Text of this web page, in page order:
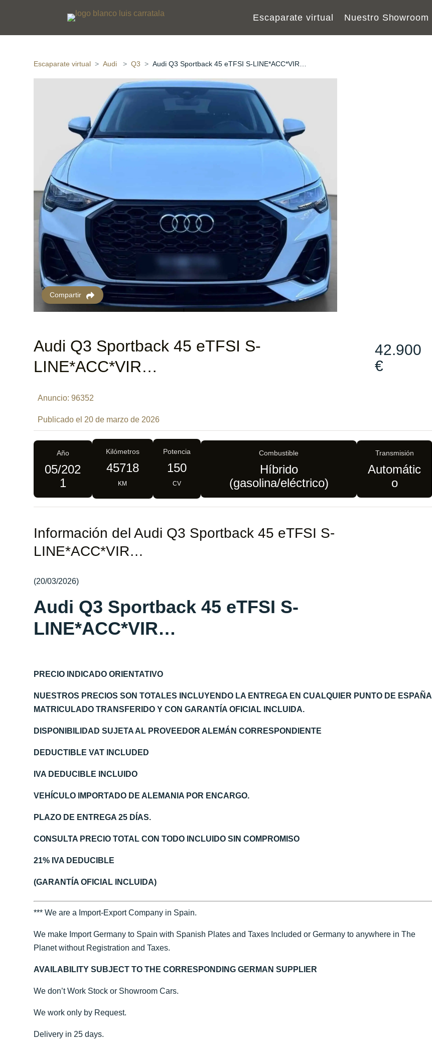
Escaparate virtual Nuestro Showroom
Escaparate virtual Audi Q3 Audi Q3 Sportback 45 eTFSI S-LINE*ACC*VIR…
Compartir
Audi Q3 Sportback 45 eTFSI S-
LINE*ACC*VIR…
42.900
€
Anuncio: 96352
Publicado el 20 de marzo de 2026
Año
05/202
1
Kilómetros
45718
KM
Potencia
150
CV
Combustible
Híbrido
(gasolina/eléctrico)
Transmisión
Automátic
o
Información del Audi Q3 Sportback 45 eTFSI S-
LINE*ACC*VIR…
(20/03/2026)
Audi Q3 Sportback 45 eTFSI S-
LINE*ACC*VIR…
PRECIO INDICADO ORIENTATIVO
NUESTROS PRECIOS SON TOTALES INCLUYENDO LA ENTREGA EN CUALQUIER PUNTO DE ESPAÑA
MATRICULADO TRANSFERIDO Y CON GARANTÍA OFICIAL INCLUIDA.
DISPONIBILIDAD SUJETA AL PROVEEDOR ALEMÁN CORRESPONDIENTE
DEDUCTIBLE VAT INCLUDED
IVA DEDUCIBLE INCLUIDO
VEHÍCULO IMPORTADO DE ALEMANIA POR ENCARGO.
PLAZO DE ENTREGA 25 DÍAS.
CONSULTA PRECIO TOTAL CON TODO INCLUIDO SIN COMPROMISO
21% IVA DEDUCIBLE
(GARANTÍA OFICIAL INCLUIDA)
*** We are a Import-Export Company in Spain.
We make Import Germany to Spain with Spanish Plates and Taxes Included or Germany to anywhere in The
Planet without Registration and Taxes.
AVAILABILITY SUBJECT TO THE CORRESPONDING GERMAN SUPPLIER
We don’t Work Stock or Showroom Cars.
We work only by Request.
Delivery in 25 days.